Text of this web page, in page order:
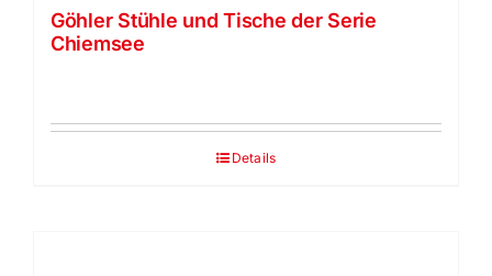
Göhler Stühle und Tische der Serie
Chiemsee
Details